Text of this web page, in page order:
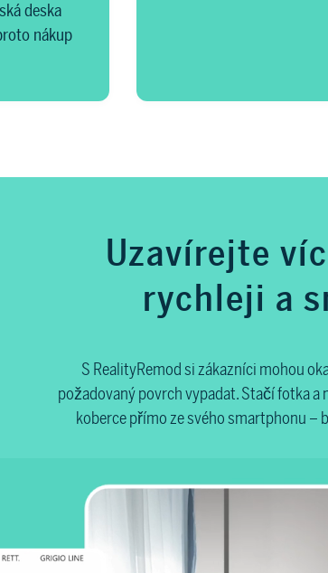
deska
nákup
Uzavírejte
rychleji a
S RealityRemod si zákazníci mohou
požadovaný povrch vypadat. Stačí fotka
koberce přímo ze svého smartphonu –